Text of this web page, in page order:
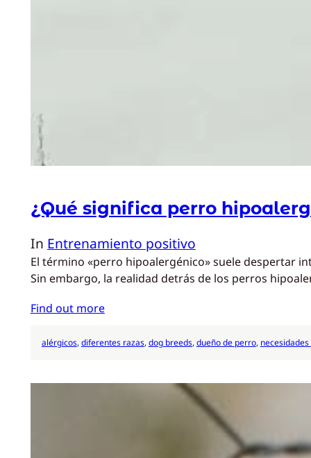
¿Qué significa perro
In Entrenamiento positivo
El término «perro hipoalergénico» suele despertar
Sin embargo, la realidad detrás de los perros
Find out more
alérgicos, diferentes razas, dog breeds, dueño de perro,